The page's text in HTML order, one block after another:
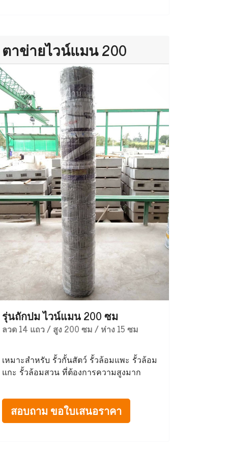
ตาข่ายไวน์แมน 200
รุ่นถักปม ไวน์แมน 200 ซม
ลวด 14 แถว / สูง 200 ซม / ห่าง 15 ซม
เหมาะสำหรับ รั้วกั้นสัตว์ รั้วล้อมแพะ รั้วล้อม
แกะ รั้วล้อมสวน ที่ต้องการความสูงมาก
สอบถาม ขอใบเสนอราคา